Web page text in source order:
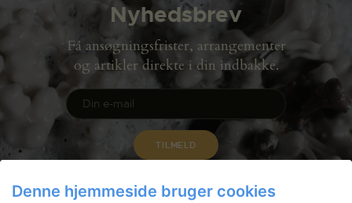
Nyhedsbrev
Få ansøgningsfrister, arrangementer
og artikler direkte i din indbakke.
Denne hjemmeside bruger cookies